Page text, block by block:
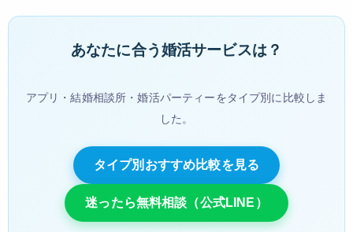
あなたに合う婚活サービスは？
アプリ・結婚相談所・婚活パーティーをタイプ別に比較しま
した。
タイプ別おすすめ比較を見る
迷ったら無料相談（公式LINE）